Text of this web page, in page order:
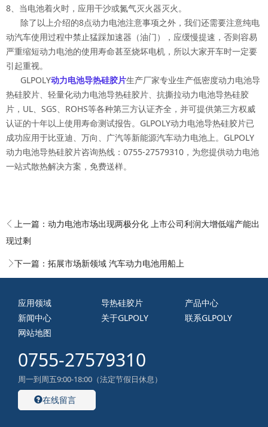
8、当电池着火时，应用干沙或氮气灭火器灭火。
除了以上介绍的8点动力电池注意事项之外，我们还需要注意纯电
动汽车使用过程中禁止猛踩加速器（油门），应缓慢提速，否则容易
严重缩短动力电池的使用寿命甚至烧坏电机，所以大家开车时一定要
引起重视。
GLPOLY动力电池导热硅胶片生产厂家专业生产低密度动力电池导
热硅胶片、轻量化动力电池导热硅胶片、抗撕拉动力电池导热硅胶
片，UL、SGS、ROHS等各种第三方认证齐全，并可提供第三方权威
认证的十年以上使用寿命测试报告。GLPOLY动力电池导热硅胶片已
成功应用于比亚迪、万向、广汽等新能源汽车动力电池上。GLPOLY
动力电池导热硅胶片咨询热线：0755-27579310，为您提供动力电池
一站式散热解决方案，免费送样。
上一篇： 动力电池市场出现两极分化 上市公司利润大增低端产能出
现过剩
下一篇： 拓展市场新领域 汽车动力电池用船上
应用领域 导热硅胶片
产品中心
新闻中心
关于GLPOLY
联系GLPOLY
网站地图
0755-27579310
周一到周五9:00-18:00（法定节假日休息）
在线留言